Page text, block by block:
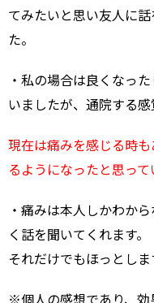
てみたいと思い友人に
た。
・私の場合は良くなっ
いましたが、通院する感
現在は痛みを感じる時
るようになったと思って
・痛みは本人しかわか
く話を聞いてくれます。
それだけでもほっとしま
※個人の感想であり、効